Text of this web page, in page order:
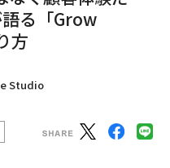
る「Grow
方
Studio